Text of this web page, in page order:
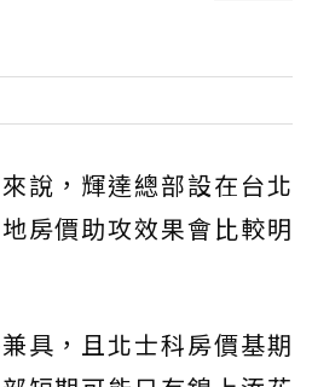
說，輝達總部設在台北
房價助攻效果會比較明
具，且北士科房價基期